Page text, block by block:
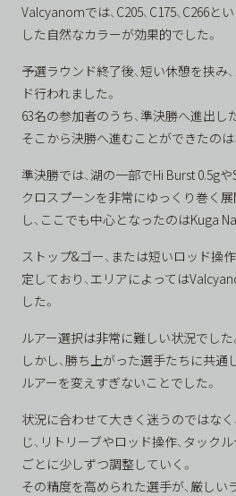
Valcyanomでは、C205、C175、C266と
した自然なカラーが効果的でした。
予選ラウンド終了後、短い休憩を挟み
ド行われました。
63名の参加者のうち、準決勝へ進出し
そこから決勝へ進むことができたのは
準決勝では、湖の一部でHi Burst 0.5g
クロスプーンを非常にゆっくり巻く
し、ここでも中心となったのはKuga
ストップ&ゴー、または短いロッド操
定しており、エリアによっては
した。
ルアー選択は非常に難しい状況でした
しかし、勝ち上がった選手たちに共通
ルアーを変えすぎないことでした。
状況に合わせて大きく迷うのではなく
じ、リトリーブやロッド操作、タック
ごとに少しずつ調整していく。
その精度を高められた選手が、厳し